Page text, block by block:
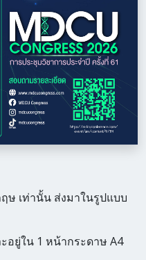
ษ เท่านั้น ส่งมาในรูปแบบ
อยู่ใน 1 หน้ากระดาษ A4